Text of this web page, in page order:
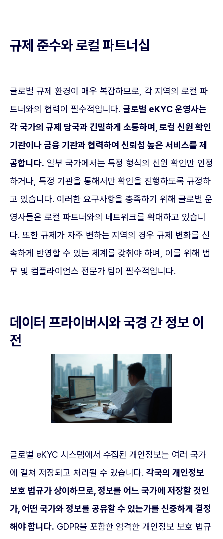
규제 준수와 로컬 파트너십
글로벌 규제 환경이 매우 복잡하므로, 각 지역의 로컬 파
트너와의 협력이 필수적입니다. 글로벌 eKYC 운영사는
각 국가의 규제 당국과 긴밀하게 소통하며, 로컬 신원 확인
기관이나 금융 기관과 협력하여 신뢰성 높은 서비스를 제
공합니다. 일부 국가에서는 특정 형식의 신원 확인만 인정
하거나, 특정 기관을 통해서만 확인을 진행하도록 규정하
고 있습니다. 이러한 요구사항을 충족하기 위해 글로벌 운
영사들은 로컬 파트너와의 네트워크를 확대하고 있습니
다. 또한 규제가 자주 변하는 지역의 경우 규제 변화를 신
속하게 반영할 수 있는 체계를 갖춰야 하며, 이를 위해 법
무 및 컴플라이언스 전문가 팀이 필수적입니다.
데이터 프라이버시와 국경 간 정보 이
전
글로벌 eKYC 시스템에서 수집된 개인정보는 여러 국가
에 걸쳐 저장되고 처리될 수 있습니다. 각국의 개인정보
보호 법규가 상이하므로, 정보를 어느 국가에 저장할 것인
가, 어떤 국가와 정보를 공유할 수 있는가를 신중하게 결정
해야 합니다. GDPR을 포함한 엄격한 개인정보 보호 법규